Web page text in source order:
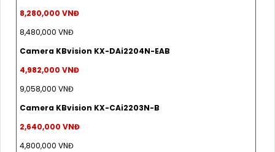
8,280,000 VNĐ
8,480,000 VNĐ
Camera KBvision KX-DAi2204N-EAB
4,982,000 VNĐ
9,058,000 VNĐ
Camera KBvision KX-CAi2203N-B
2,640,000 VNĐ
4,800,000 VNĐ